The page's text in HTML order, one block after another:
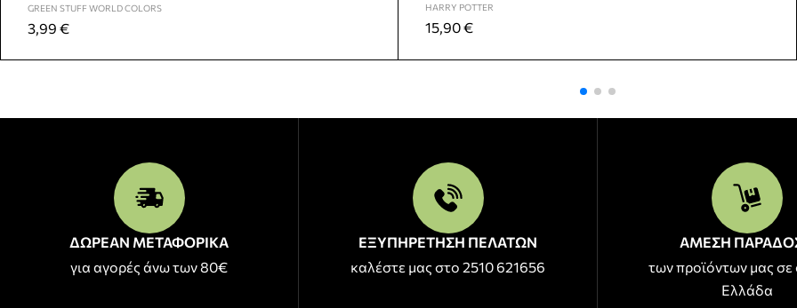
GREEN STUFF WORLD COLORS
3,99 €
HARRY POTTER
15,90€
ΔΩΡΕΑΝ ΜΕΤΑΦΟΡΙΚΑ
για αγορές άνω των 80€
ΕΞΥΠΗΡΕΤΗΣΗ ΠΕΛΑΤΩΝ
καλέστε μας στο 2510 621656
ΑΜΕΣΗ
των προϊόντων μας σε
Ελλάδα